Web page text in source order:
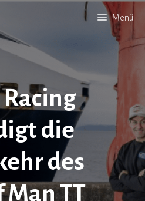
Menü
die
des
Man TT